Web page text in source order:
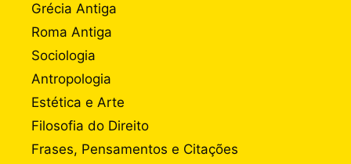
Grécia Antiga
Roma Antiga
Sociologia
Antropologia
Estética e Arte
Filosofia do Direito
Frases, Pensamentos e Citações